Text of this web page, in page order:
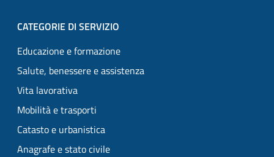
CATEGORIE DI SERVIZIO
Educazione e formazione
Salute, benessere e assistenza
Vita lavorativa
Mobilità e trasporti
Catasto e urbanistica
Anagrafe e stato civile